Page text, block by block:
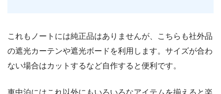
これもノートには純正品はありませんが、こちらも社外品
の遮光カーテンや遮光ボードを利用します。サイズが合わ
ない場合はカットするなど自作すると便利です。
車中泊にはこれ以外にもいろいろなアイテムを揃えると楽